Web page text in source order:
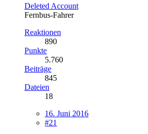
Deleted Account
Fernbus-Fahrer
Reaktionen
890
Punkte
5.760
Beiträge
845
Dateien
18
16. Juni 2016
#21